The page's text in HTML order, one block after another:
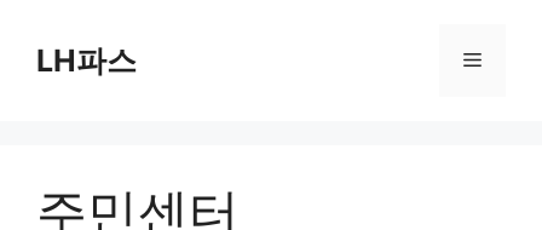
LH파스 메
주민센터